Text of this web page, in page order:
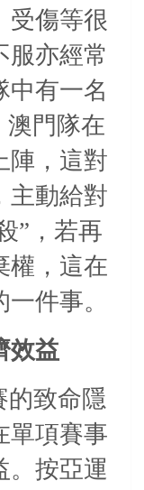
受傷等很
服亦經常
中有一名
澳門隊在
陣，這對
主動給對
”，若再
權，這在
件事。
效益
的致命隱
單項賽事
。按亞運